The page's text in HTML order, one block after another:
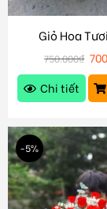
Giỏ Hoa
750.000₫
Chi tiết
-5%